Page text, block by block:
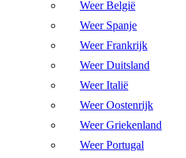
Weer België
Weer Spanje
Weer Frankrijk
Weer Duitsland
Weer Italië
Weer Oostenrijk
Weer Griekenland
Weer Portugal